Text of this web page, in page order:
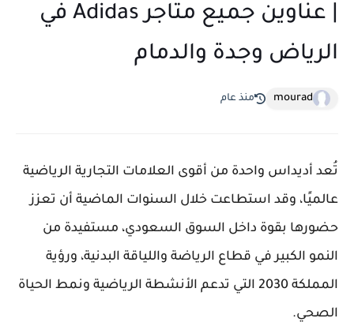
| عناوين جميع متاجر Adidas في
الرياض وجدة والدمام
mourad منذ عام
تُعد أديداس واحدة من أقوى العلامات التجارية الرياضية
عالميًا، وقد استطاعت خلال السنوات الماضية أن تعزز
حضورها بقوة داخل السوق السعودي، مستفيدة من
النمو الكبير في قطاع الرياضة واللياقة البدنية، ورؤية
المملكة 2030 التي تدعم الأنشطة الرياضية ونمط الحياة
الصحي.